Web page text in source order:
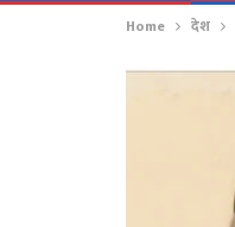
Home देश